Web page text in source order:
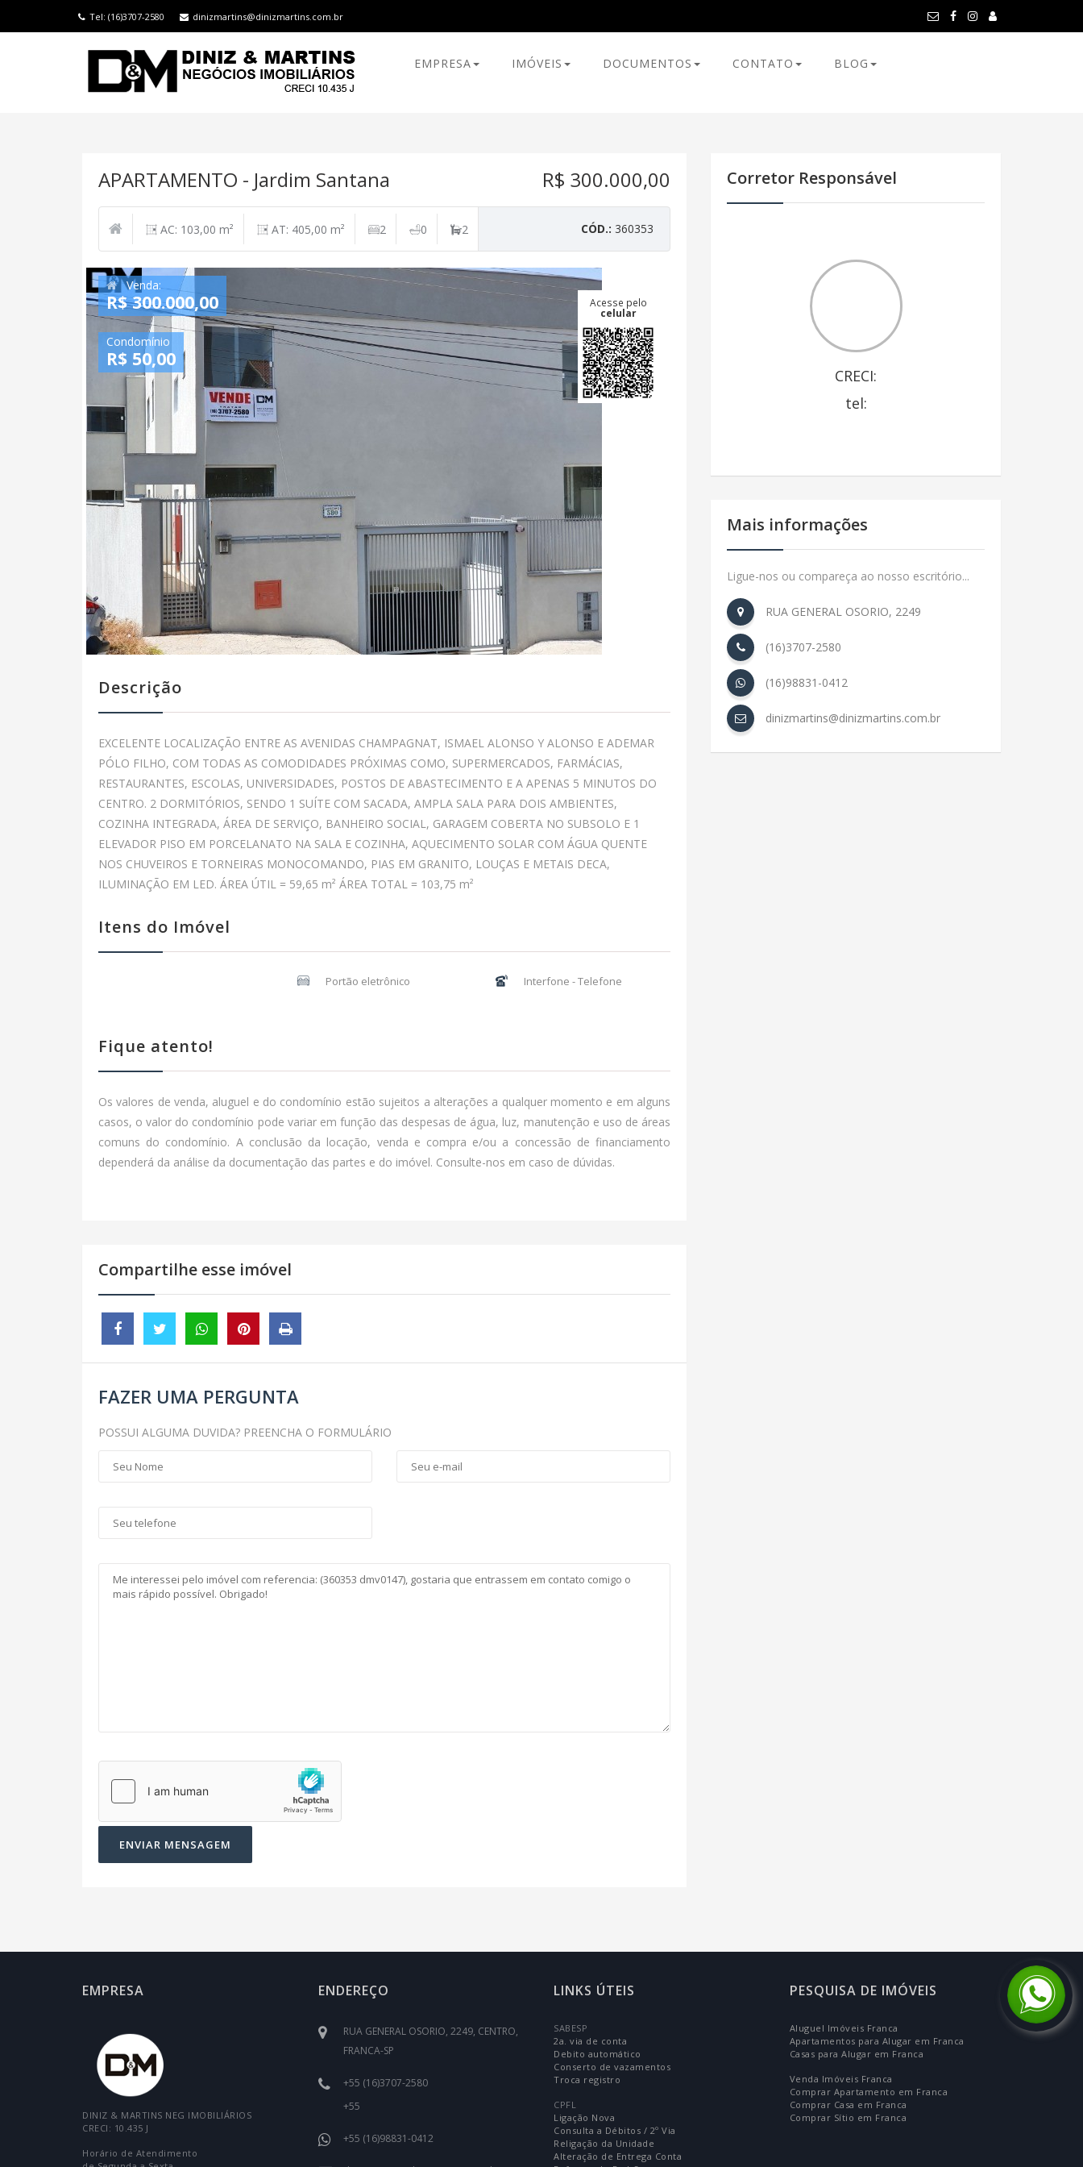
Tel: (16)3707-2580 dinizmartins@dinizmartins.com.br
EMPRESA IMÓVEIS DOCUMENTOS CONTATO BLOG
APARTAMENTO - Jardim Santana R$ 300.000,00
AC: 103,00 m² AT: 405,00 m² 2 0 2 CÓD.: 360353
Venda:
R$ 300.000,00
Condomínio
R$ 50,00
Acesse pelo
celular
Descrição
EXCELENTE LOCALIZAÇÃO ENTRE AS AVENIDAS CHAMPAGNAT, ISMAEL ALONSO Y ALONSO E ADEMAR
PÓLO FILHO, COM TODAS AS COMODIDADES PRÓXIMAS COMO, SUPERMERCADOS, FARMÁCIAS,
RESTAURANTES, ESCOLAS, UNIVERSIDADES, POSTOS DE ABASTECIMENTO E A APENAS 5 MINUTOS DO
CENTRO. 2 DORMITÓRIOS, SENDO 1 SUÍTE COM SACADA, AMPLA SALA PARA DOIS AMBIENTES,
COZINHA INTEGRADA, ÁREA DE SERVIÇO, BANHEIRO SOCIAL, GARAGEM COBERTA NO SUBSOLO E 1
ELEVADOR PISO EM PORCELANATO NA SALA E COZINHA, AQUECIMENTO SOLAR COM ÁGUA QUENTE
NOS CHUVEIROS E TORNEIRAS MONOCOMANDO, PIAS EM GRANITO, LOUÇAS E METAIS DECA,
ILUMINAÇÃO EM LED. ÁREA ÚTIL = 59,65 m² ÁREA TOTAL = 103,75 m²
Itens do Imóvel
Portão eletrônico Interfone - Telefone
Fique atento!
Os valores de venda, aluguel e do condomínio estão sujeitos a alterações a qualquer momento e em alguns
casos, o valor do condomínio pode variar em função das despesas de água, luz, manutenção e uso de áreas
comuns do condomínio. A conclusão da locação, venda e compra e/ou a concessão de financiamento
dependerá da análise da documentação das partes e do imóvel. Consulte-nos em caso de dúvidas.
Compartilhe esse imóvel
FAZER UMA PERGUNTA
POSSUI ALGUMA DUVIDA? PREENCHA O FORMULÁRIO
Corretor Responsável
CRECI:
tel:
Mais informações
Ligue-nos ou compareça ao nosso escritório...
RUA GENERAL OSORIO, 2249
(16)3707-2580
(16)98831-0412
dinizmartins@dinizmartins.com.br
EMPRESA
DINIZ & MARTINS NEG IMOBILIÁRIOS
CRECI: 10.435 J
Horário de Atendimento
ENDEREÇO
RUA GENERAL OSORIO, 2249, CENTRO,
FRANCA-SP
+55 (16)3707-2580
+55
+55 (16)98831-0412
LINKS ÚTEIS
SABESP
2a. via de conta
Debito automático
Conserto de vazamentos
Troca registro
CPFL
Ligação Nova
Consulta a Débitos / 2º Via
Religação da Unidade
Alteração de Entrega Conta
PESQUISA DE IMÓVEIS
Aluguel Imóveis Franca
Apartamentos para Alugar em Franca
Casas para Alugar em Franca
Venda Imóveis Franca
Comprar Apartamento em Franca
Comprar Casa em Franca
Comprar Sítio em Franca